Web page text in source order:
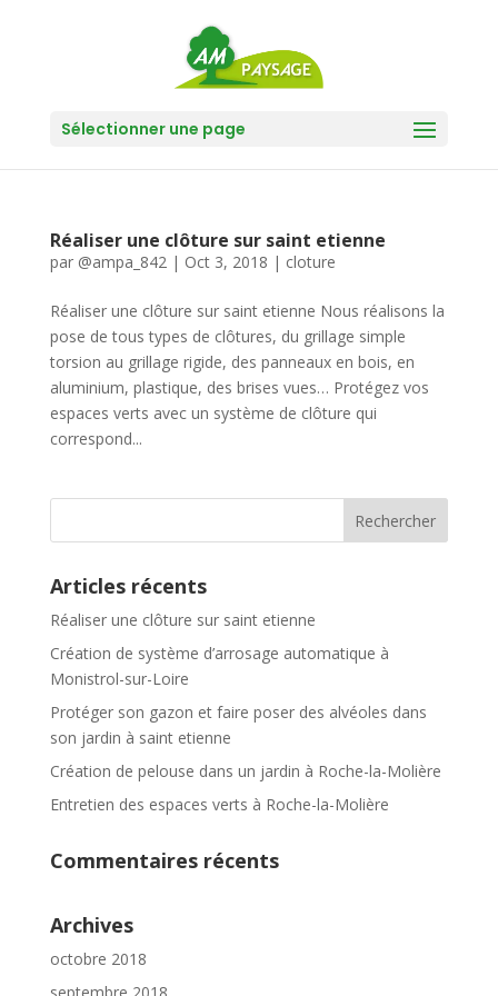
Sélectionner une page
Réaliser une clôture sur saint etienne
par @ampa_842| Oct 3, 2018 | cloture
Réaliser une clôture sur saint etienne Nous réalisons la
pose de tous types de clôtures, du grillage simple
torsion au grillage rigide, des panneaux en bois, en
aluminium, plastique, des brises vues… Protégez vos
espaces verts avec un système de clôture qui
correspond...
Articles récents
Réaliser une clôture sur saint etienne
Création de système d’arrosage automatique à
Monistrol-sur-Loire
Protéger son gazon et faire poser des alvéoles dans
son jardin à saint etienne
Création de pelouse dans un jardin à Roche-la-Molière
Entretien des espaces verts à Roche-la-Molière
Commentaires récents
Archives
octobre 2018